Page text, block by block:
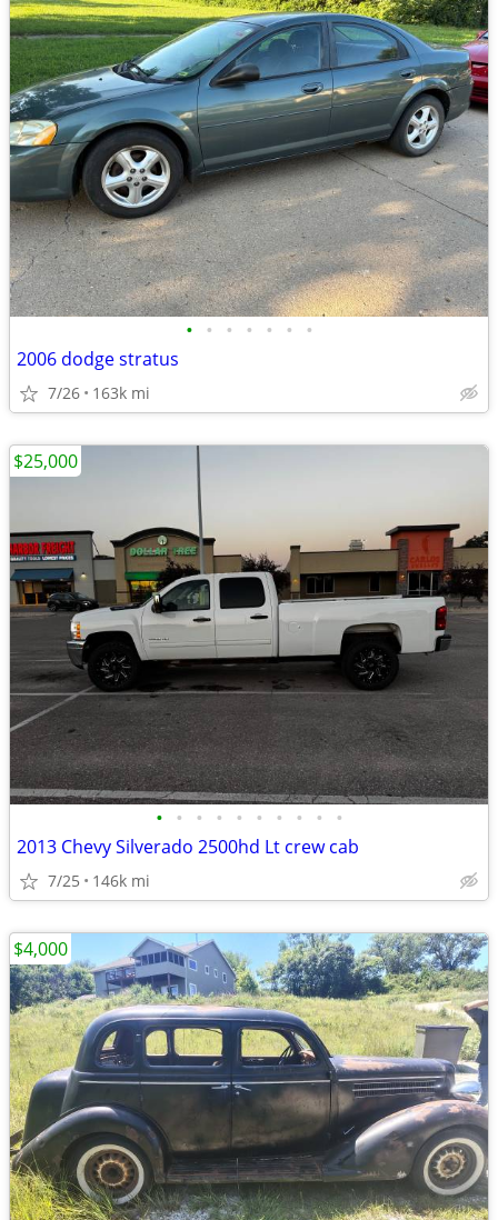
• • • • • • •
2006 dodge stratus
7/26 163k mi
• • • • • • • • • •
2013 Chevy Silverado 2500hd Lt crew cab
7/25 146k mi
$25,000
$4,000